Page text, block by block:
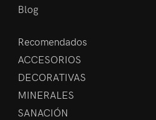
Blog
Recomendados
ACCESORIOS
DECORATIVAS
MINERALES
SANACIÓN